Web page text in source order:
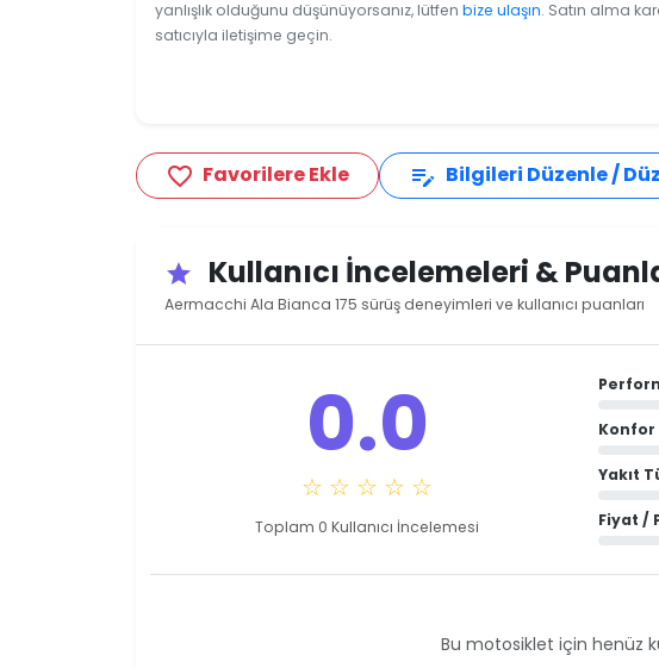
yanlışlık olduğunu düşünüyorsanız, lütfen bize ulaşın. Satın alma
satıcıyla iletişime geçin.
favorite_border Favorilere Ekle edit_note Bilgileri Düzenle /
star Kullanıcı İncelemeleri &
Aermacchi Ala Bianca 175 sürüş deneyimleri ve kullanıcı puanları
0.0
☆ ☆ ☆ ☆ ☆
Toplam 0 Kullanıcı İncelemesi
Konfor
Yakıt
Fiyat /
Bu motosiklet için henüz